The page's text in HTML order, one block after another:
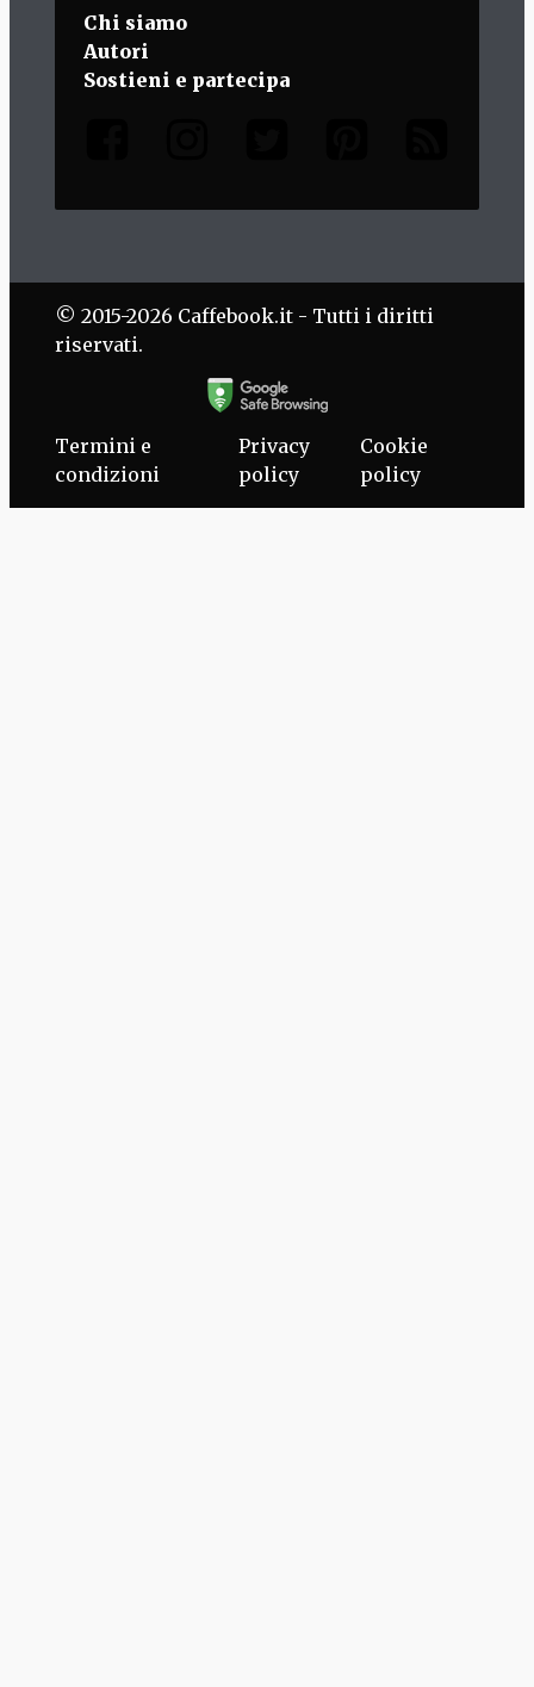
Chi siamo
Autori
Sostieni e partecipa
© 2015-2026 Caffebook.it - Tutti i diritti
riservati.
Termini e
condizioni
Privacy
policy
Cookie
policy